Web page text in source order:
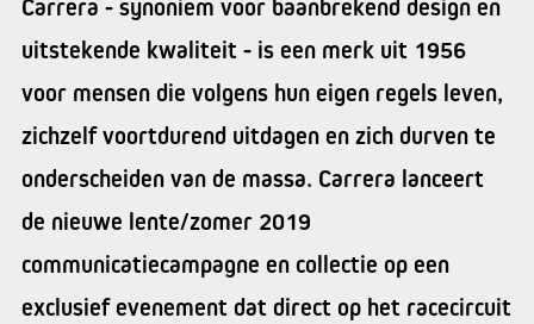
Carrera - synoniem voor baanbrekend design en
uitstekende kwaliteit - is een merk uit 1956
voor mensen die volgens hun eigen regels leven,
zichzelf voortdurend uitdagen en zich durven te
onderscheiden van de massa. Carrera lanceert
de nieuwe lente/zomer 2019
communicatiecampagne en collectie op een
exclusief evenement dat direct op het racecircuit